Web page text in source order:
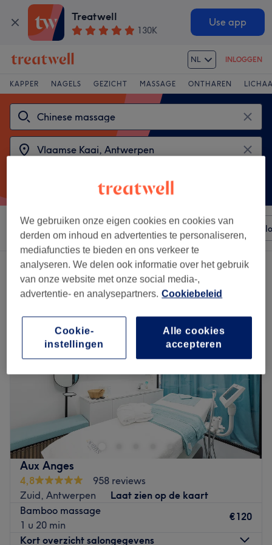
Treatwell
130K
Use app
NL INLOGGEN
KAPPER NAGELS GEZICHT MASSAGE ONTHAREN
Sorteer op Elke prijs Voorzieningen Merken
2 salons met:
chinese massages in de buurt van Vlaamse Kaai, Antwerpen
Aux Anges
4,8
958 reviews
Zuid, Antwerpen
Laat zien op de kaart
Bamboo massage
1 u 20 min
€120
Kort overzicht salongegevens
We gebruiken onze eigen cookies en cookies van
derden om inhoud en advertenties te personaliseren,
mediafuncties te bieden en ons verkeer te
analyseren. We delen ook informatie over het gebruik
van onze website met onze social media-,
advertentie- en analysepartners. Cookiebeleid
Alle cookies
accepteren
Cookie-
instellingen